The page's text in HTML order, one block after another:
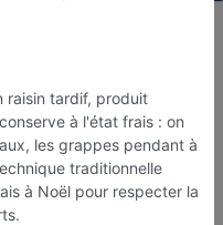
raisin tardif, produit
à l'état frais : on
les grappes pendant à
traditionnelle
à Noël pour respecter la